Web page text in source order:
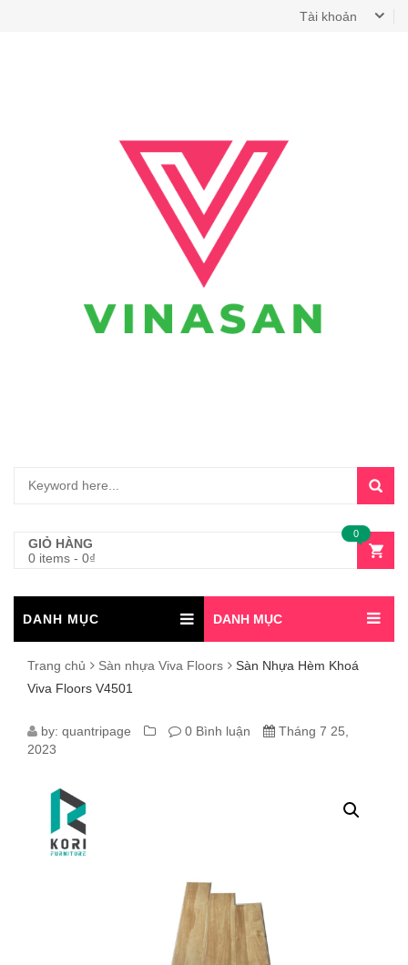
Tài khoản
GIỎ HÀNG
0 items - 0₫
0
DANH MỤC DANH MỤC
Trang chủ Sàn nhựa Viva Floors
Sàn Nhựa Hèm Khoá
Viva Floors V4501
SÀN
HÈM
KHOÁ
by: quantripage 0 Bình luận
Tháng 7 25,
2023